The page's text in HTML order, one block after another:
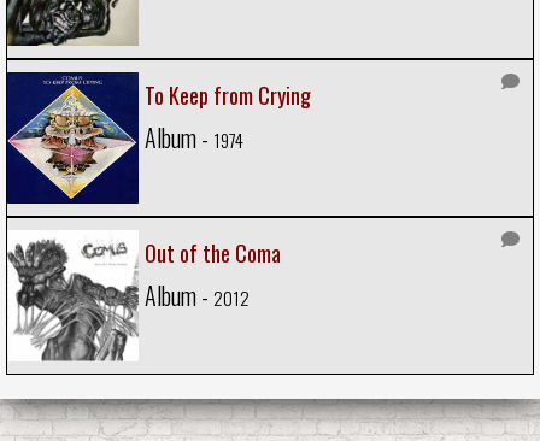
To Keep from Crying
Album - 1974
Out of the Coma
Album - 2012